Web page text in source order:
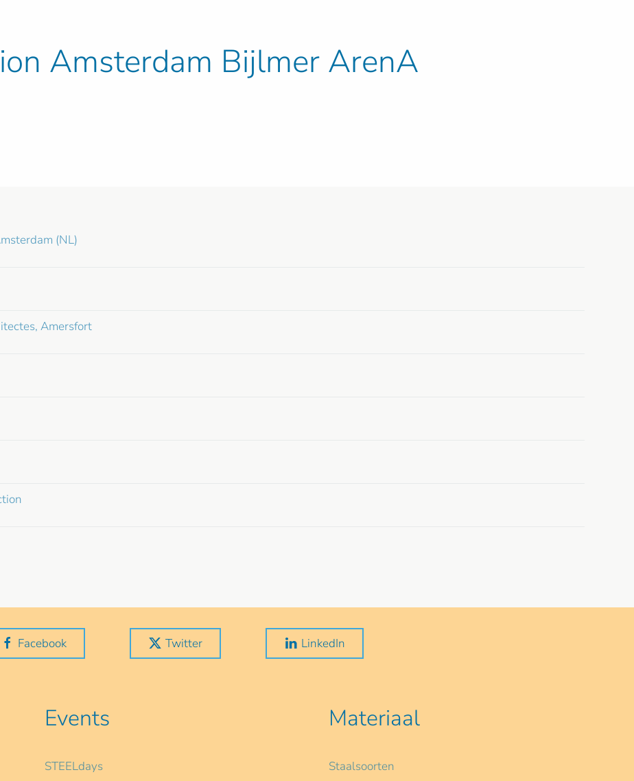
Amsterdam Bijlmer ArenA
(NL)
Amersfort
Facebook Twitter LinkedIn
Events
STEELdays
Materiaal
Staalsoorten